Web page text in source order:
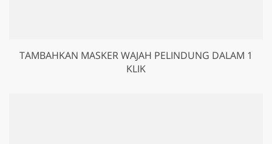
TAMBAHKAN MASKER WAJAH PELINDUNG DALAM 1
KLIK